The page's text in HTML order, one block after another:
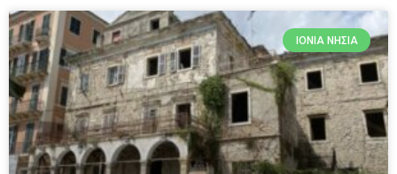
ΙΌΝΙΑ ΝΗΣΙΆ